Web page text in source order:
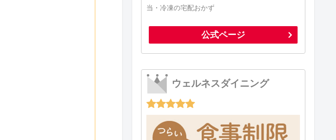
当・冷凍の宅配おかず
公式ページ
ウェルネスダイニング